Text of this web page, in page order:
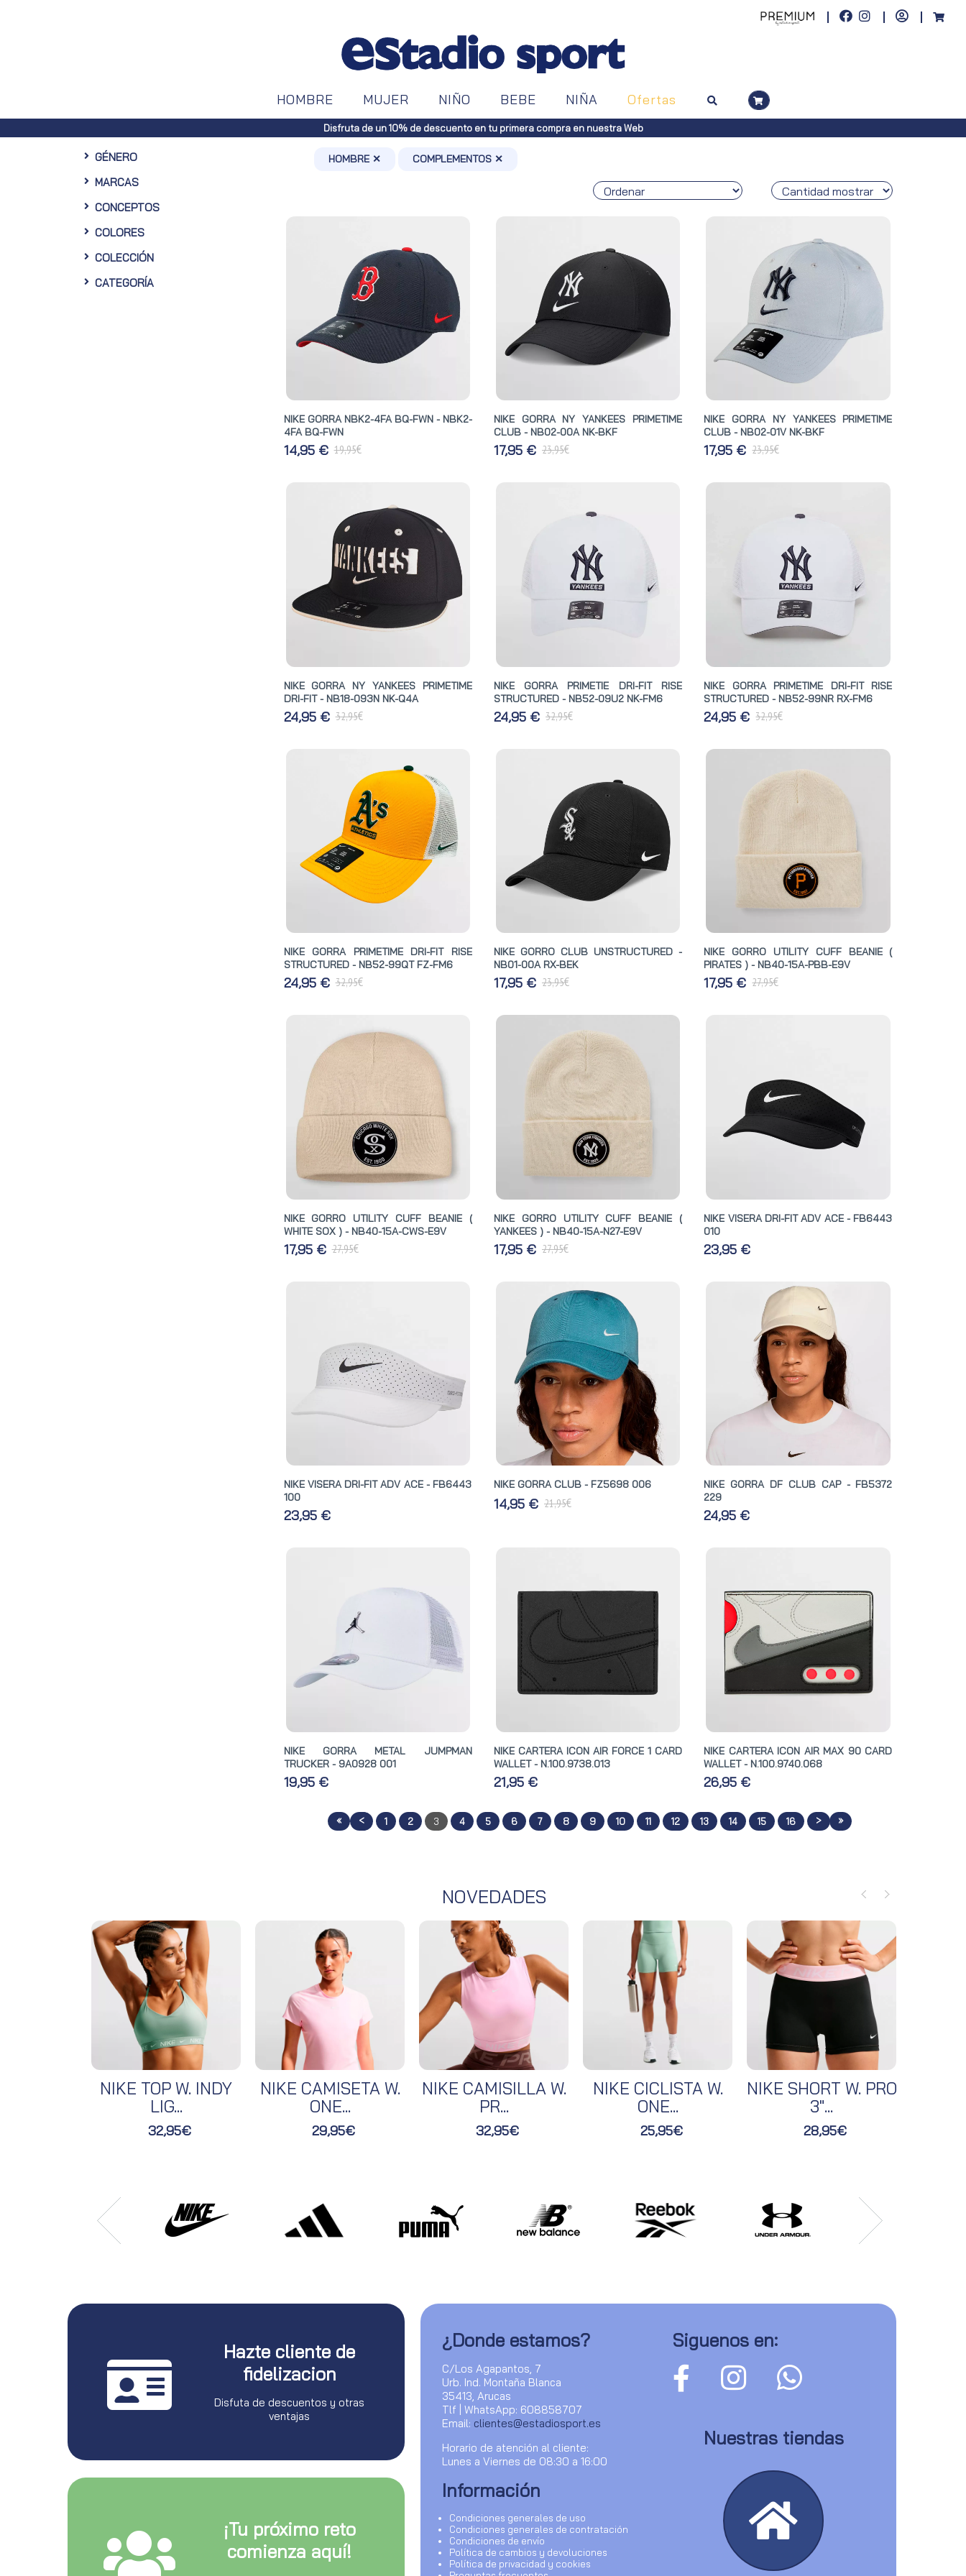
HOMBRE MUJER NIÑO BEBE NIÑA Ofertas
Envíos gratuitos a toda España (Canarias, pedidos superiores a 50€. Península, pedidos superiores a 100€)
GÉNERO
MARCAS
CONCEPTOS
COLORES
COLECCIÓN
CATEGORÍA
HOMBRE ✕ COMPLEMENTOS ✕
NIKE GORRA NBK2-4FA BQ-FWN - NBK2-
4FA BQ-FWN
14,95 € 19,95€
NIKE GORRA NY YANKEES PRIMETIME
CLUB - NB02-00A NK-BKF
17,95 € 23,95€
NIKE GORRA NY YANKEES PRIMETIME
CLUB - NB02-01V NK-BKF
17,95 € 23,95€
NIKE GORRA NY YANKEES PRIMETIME
DRI-FIT - NB18-093N NK-Q4A
24,95 € 32,95€
NIKE GORRA PRIMETIE DRI-FIT RISE
STRUCTURED - NB52-09U2 NK-FM6
24,95 € 32,95€
NIKE GORRA PRIMETIME DRI-FIT RISE
STRUCTURED - NB52-99NR RX-FM6
24,95 € 32,95€
NIKE GORRA PRIMETIME DRI-FIT RISE
STRUCTURED - NB52-99QT FZ-FM6
24,95 € 32,95€
NIKE GORRO CLUB UNSTRUCTURED -
NB01-00A RX-BEK
17,95 € 23,95€
NIKE GORRO UTILITY CUFF BEANIE (
PIRATES ) - NB40-15A-PBB-E9V
17,95 € 27,95€
NIKE GORRO UTILITY CUFF BEANIE (
WHITE SOX ) - NB40-15A-CWS-E9V
17,95 € 27,95€
NIKE GORRO UTILITY CUFF BEANIE (
YANKEES ) - NB40-15A-N27-E9V
17,95 € 27,95€
NIKE VISERA DRI-FIT ADV ACE - FB6443
010
23,95 €
NIKE VISERA DRI-FIT ADV ACE - FB6443
100
23,95 €
NIKE GORRA CLUB - FZ5698 006
14,95 € 21,95€
NIKE GORRA DF CLUB CAP - FB5372
229
24,95 €
NIKE GORRA METAL JUMPMAN
TRUCKER - 9A0928 001
19,95 €
NIKE CARTERA ICON AIR FORCE 1 CARD
WALLET - N.100.9738.013
21,95 €
NIKE CARTERA ICON AIR MAX 90 CARD
WALLET - N.100.9740.068
26,95 €
« < 1 2 3 4 5 6 7 8 9 10 11 12 13 14 15 16 > »
NOVEDADES
NIKE TOP W. INDY
LIG...
32,95€
NIKE CAMISETA W.
ONE...
29,95€
NIKE CAMISILLA W.
PR...
32,95€
NIKE CICLISTA W.
ONE...
25,95€
NIKE SHORT W. PRO
3"...
28,95€
Hazte cliente de
fidelizacion
Disfuta de descuentos y otras
ventajas
¡Tu próximo reto
comienza aquí!
¿Donde estamos?
C/Los Agapantos, 7
Urb. Ind. Montaña Blanca
35413, Arucas
Tlf | WhatsApp: 608858707
Email: clientes@estadiosport.es
Horario de atención al cliente:
Lunes a Viernes de 08:30 a 16:00
Información
Condiciones generales de uso
Condiciones generales de contratación
Condiciones de envío
Política de cambios y devoluciones
Política de privacidad y cookies
Siguenos en:
Nuestras tiendas